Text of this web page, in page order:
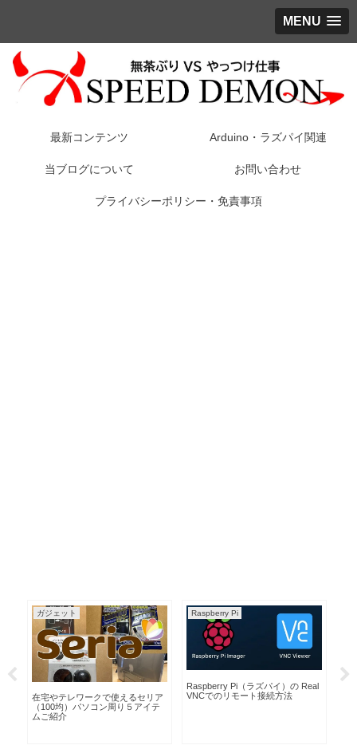
MENU
最新コンテンツ Arduino・ラズパイ関連
当ブログについて お問い合わせ
プライバシーポリシー・免責事項
AruduinoIDE関数
Arduino IDE デジタルピン
INPUT、INPUT_PULLUP、
AruduinoIDE関数